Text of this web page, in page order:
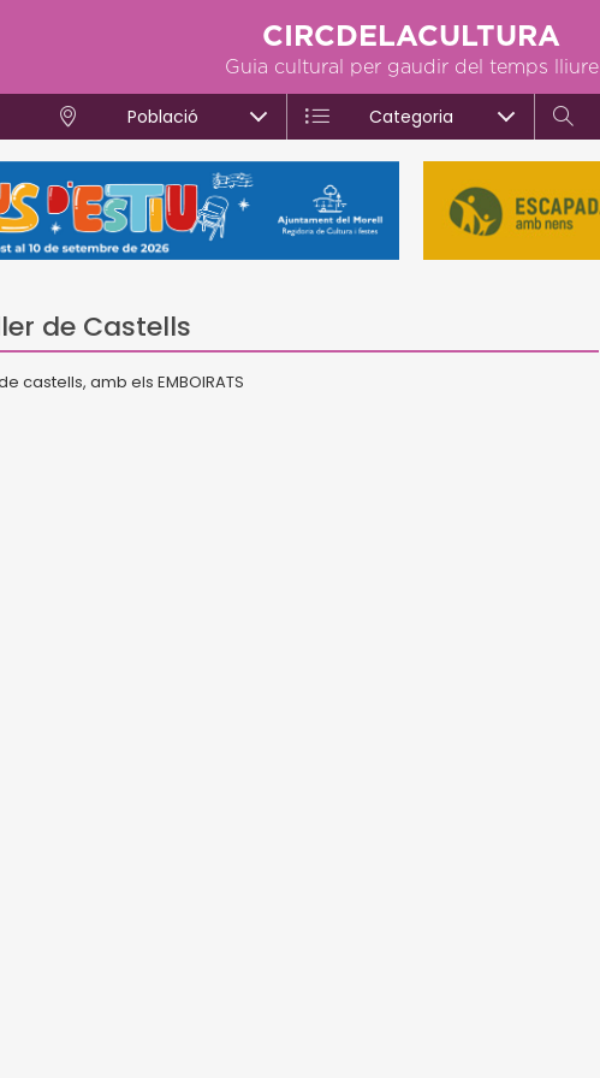
CIRCDELACULTURA
Guia cultural per gaudir del temps lliure
Població Categoria
de Castells
castells, amb els EMBOIRATS